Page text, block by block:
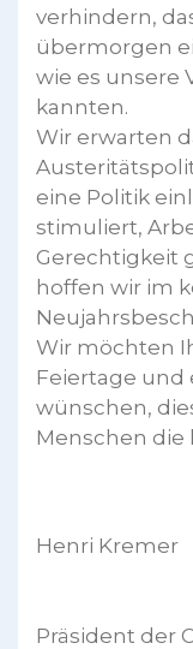
verhindern,
übermorgen
wie es unsere
kannten.
Wir erwarten
eine Politik
stimuliert,
Gerechtigkeit
hoffen wir im
Wir möchten
Feiertage und
wünschen,
Menschen die
Henri Kremer
Präsident der